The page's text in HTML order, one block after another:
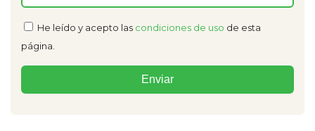
He leído y acepto las condiciones de uso de esta
página.